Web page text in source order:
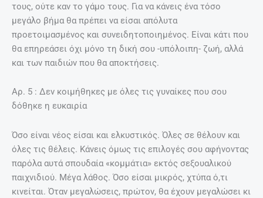
τους, ούτε καν το γάμο τους. Για να κάνεις ένα τόσο
μεγάλο βήμα θα πρέπει να είσαι απόλυτα
προετοιμασμένος και συνειδητοποιημένος. Είναι κάτι που
θα επηρεάσει όχι μόνο τη δική σου -υπόλοιπη- ζωή, αλλά
και των παιδιών που θα αποκτήσεις.
Aρ. 5 : Δεν κοιμήθηκες με όλες τις γυναίκες που σου
δόθηκε η ευκαιρία
Όσο είναι νέος είσαι και ελκυστικός. Όλες σε θέλουν και
όλες τις θέλεις. Κάνεις όμως τις επιλογές σου αφήνοντας
παρόλα αυτά σπουδαία «κομμάτια» εκτός σεξουαλικού
παιχνιδιού. Μέγα λάθος. Όσο είσαι μικρός, χτύπα ό,τι
κινείται. Όταν μεγαλώσεις, πρώτον, θα έχουν μεγαλώσει κι